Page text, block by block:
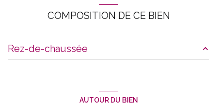
COMPOSITION DE CE BIEN
Rez-de-chaussée
AUTOUR DU BIEN